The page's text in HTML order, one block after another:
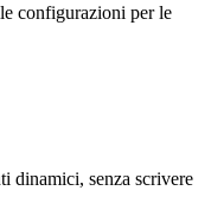
configurazioni per le
dinamici, senza scrivere